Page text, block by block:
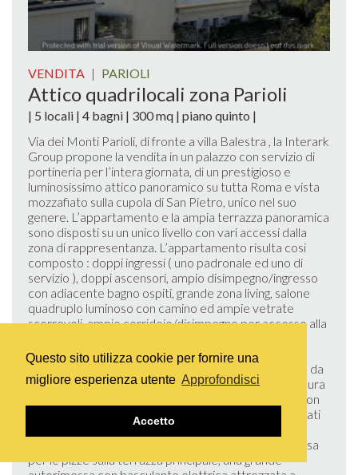
Questo sito utilizza cookie per fornire una
migliore esperienza utente Approfondisci
Accetto
VENDITA | PARIOLI
Attico quadrilocali zona Parioli
| 5 locali | 4 bagni | 300 mq | piano quinto |
Via dei Monti Parioli, di fronte a villa Balestra , la Interark
Group propone la vendita in un palazzo con servizio di
portineria per l’intera giornata, di un prestigioso e
luminosissimo attico panoramico su tutta Roma e vista
mozzafiato sulla cupola di San Pietro, unico nel suo
genere. L’appartamento e la ampia terrazza panoramica
sono disposti su un unico livello con vari accessi dalla
zona di rappresentanza. L’appartamento risulta cosi
composto : doppi ingressi ( uno padronale ed uno di
servizio ), doppi ascensori, ampio disimpegno/ingresso
con adiacente bagno ospiti, grande zona living, salone
quadruplo luminoso con camino ed ampie vetrate
scorrevoli, ampio corridoio/disimpegno per accesso alla
Bulthaup relativo balcone con armadio tecnico ed
adiacente camera di servizio con bagno. Tre camere da
letto, di cui una padronale con cabina armadio su misura
e bagno en suite con vasca e doccia, due bagni uno con
vasca e uno con doccia, tutti i bagni sono stati realizzati
su disegno personalizzato con marmi pregiati.
Completano la proprietà un forno a legna a scomparsa
per le pizze sulla terrazza principale, una grande